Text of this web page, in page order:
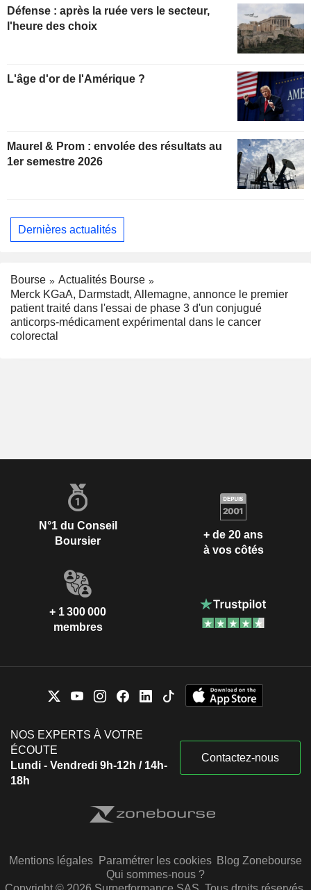
Défense : après la ruée vers le secteur,
l'heure des choix
L'âge d'or de l'Amérique ?
Maurel & Prom : envolée des résultats au
1er semestre 2026
Dernières actualités
Bourse
Actualités Bourse
Merck KGaA, Darmstadt, Allemagne, annonce le premier
patient traité dans l'essai de phase 3 d'un conjugué
anticorps-médicament expérimental dans le cancer
colorectal
N°1 du Conseil
Boursier
+ de 20 ans
à vos côtés
+ 1 300 000
membres
NOS EXPERTS À VOTRE
ÉCOUTE
Lundi - Vendredi 9h-12h / 14h-
18h
Contactez-nous
Mentions légales Paramétrer les cookies Blog Zonebourse
Qui sommes-nous ?